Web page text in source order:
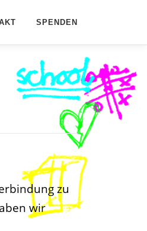
SPENDEN
zu
wir